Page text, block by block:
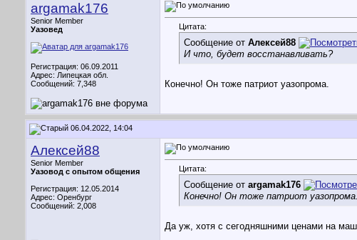
argamak176
Senior Member
Уазовед
Регистрация: 06.09.2011
Адрес: Липецкая обл.
Сообщений: 7,348
Цитата:
Сообщение от Алексей88
И что, будет восстанавливать?
Конечно! Он тоже патриот уазопрома.
06.04.2022, 14:04
Алексей88
Senior Member
Уазовод с опытом общения
Регистрация: 12.05.2014
Адрес: Оренбург
Сообщений: 2,008
Цитата:
Сообщение от argamak176
Конечно! Он тоже патриот уазопрома.
Да уж, хотя с сегодняшними ценами на